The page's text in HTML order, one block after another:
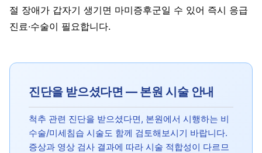
절 장애가 갑자기 생기면 마미증후군일 수 있어 즉시 응급
진료·수술이 필요합니다.
진단을 받으셨다면 — 본원 시술 안내
척추 관련 진단을 받으셨다면, 본원에서 시행하는 비
수술/미세침습 시술도 함께 검토해보시기 바랍니다.
증상과 영상 검사 결과에 따라 시술 적합성이 다르므